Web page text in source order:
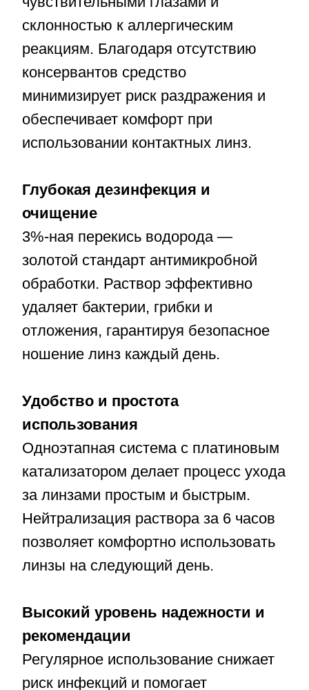
рекомендации
Регулярное использование снижает
риск инфекций и помогает
Раствор рекомендован
офтальмологами и соответствует
высоким стандартам дезинфекции.
Пероксидная система
обеспечивает полное очищение и
нейтрализацию линз, что особенно
важно при долгосрочном
использовании контактных линз.